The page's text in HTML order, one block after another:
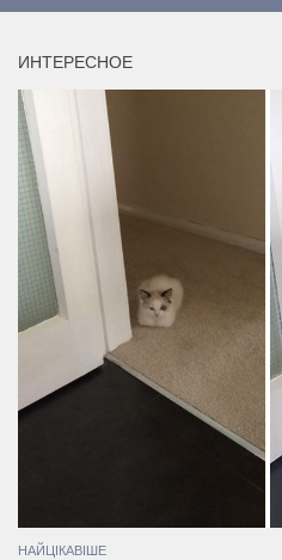
ИНТЕРЕСНОЕ
НАЙЦІКАВІШЕ